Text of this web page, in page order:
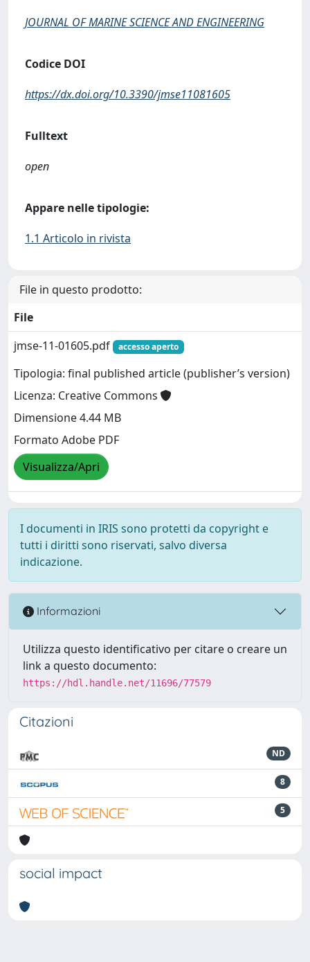
JOURNAL OF MARINE SCIENCE AND ENGINEERING
Codice DOI
https://dx.doi.org/10.3390/jmse11081605
Fulltext
open
Appare nelle tipologie:
1.1 Articolo in rivista
File in questo prodotto:
File
jmse-11-01605.pdf
accesso aperto
Tipologia: final published article (publisher’s version)
Licenza: Creative Commons
Dimensione 4.44 MB
Formato Adobe PDF
Visualizza/Apri
I documenti in IRIS sono protetti da copyright e
tutti i diritti sono riservati, salvo diversa
indicazione.
Informazioni
Utilizza questo identificativo per citare o creare un
link a questo documento:
https://hdl.handle.net/11696/77579
Citazioni
ND
8
5
social impact